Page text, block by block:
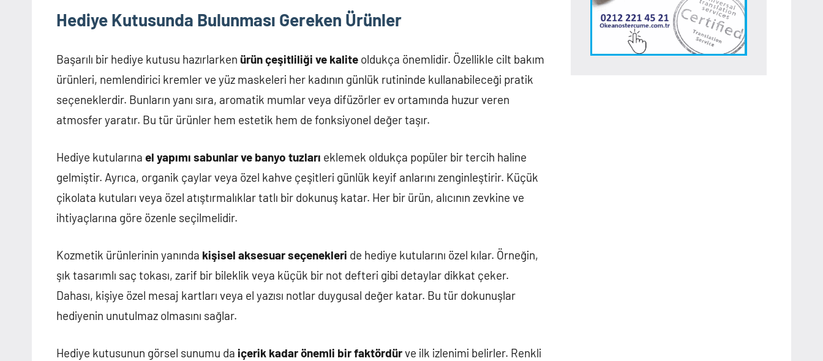
Hediye Kutusunda Bulunması Gereken Ürünler
Başarılı bir hediye kutusu hazırlarken ürün çeşitliliği ve kalite oldukça önemlidir. Özellikle cilt bakım
ürünleri, nemlendirici kremler ve yüz maskeleri her kadının günlük rutininde kullanabileceği pratik
seçeneklerdir. Bunların yanı sıra, aromatik mumlar veya difüzörler ev ortamında huzur veren
atmosfer yaratır. Bu tür ürünler hem estetik hem de fonksiyonel değer taşır.
Hediye kutularına el yapımı sabunlar ve banyo tuzları eklemek oldukça popüler bir tercih haline
gelmiştir. Ayrıca, organik çaylar veya özel kahve çeşitleri günlük keyif anlarını zenginleştirir. Küçük
çikolata kutuları veya özel atıştırmalıklar tatlı bir dokunuş katar. Her bir ürün, alıcının zevkine ve
ihtiyaçlarına göre özenle seçilmelidir.
Kozmetik ürünlerinin yanında kişisel aksesuar seçenekleri de hediye kutularını özel kılar. Örneğin,
şık tasarımlı saç tokası, zarif bir bileklik veya küçük bir not defteri gibi detaylar dikkat çeker.
Dahası, kişiye özel mesaj kartları veya el yazısı notlar duygusal değer katar. Bu tür dokunuşlar
hediyenin unutulmaz olmasını sağlar.
Hediye kutusunun görsel sunumu da içerik kadar önemli bir faktördürve ilk izlenimi belirler. Renkli